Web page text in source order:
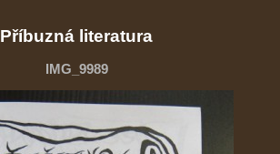
Příbuzná literatura
IMG_9989